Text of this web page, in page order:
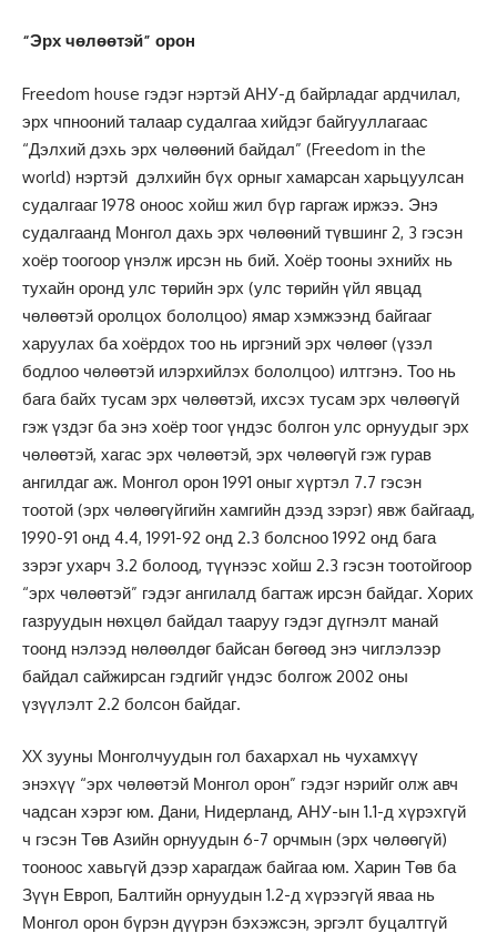
“Эрх чөлөөтэй” орон
Freedom house гэдэг нэртэй АНУ-д байрладаг ардчилал,
эрх чпнооний талаар судалгаа хийдэг байгууллагаас
“Дэлхий дэхь эрх чөлөөний байдал” (Freedom in the
world) нэртэй дэлхийн бүх орныг хамарсан харьцуулсан
судалгааг 1978 оноос хойш жил бүр гаргаж иржээ. Энэ
судалгаанд Монгол дахь эрх чөлөөний түвшинг 2, 3 гэсэн
хоёр тоогоор үнэлж ирсэн нь бий. Хоёр тооны эхнийх нь
тухайн оронд улс төрийн эрх (улс төрийн үйл явцад
чөлөөтэй оролцох бололцоо) ямар хэмжээнд байгааг
харуулах ба хоёрдох тоо нь иргэний эрх чөлөөг (үзэл
бодлоо чөлөөтэй илэрхийлэх бололцоо) илтгэнэ. Тоо нь
бага байх тусам эрх чөлөөтэй, ихсэх тусам эрх чөлөөгүй
гэж үздэг ба энэ хоёр тоог үндэс болгон улс орнуудыг эрх
чөлөөтэй, хагас эрх чөлөөтэй, эрх чөлөөгүй гэж гурав
ангилдаг аж. Монгол орон 1991 оныг хүртэл 7.7 гэсэн
тоотой (эрх чөлөөгүйгийн хамгийн дээд зэрэг) явж байгаад,
1990-91 онд 4.4, 1991-92 онд 2.3 болсноо 1992 онд бага
зэрэг ухарч 3.2 болоод, түүнээс хойш 2.3 гэсэн тоотойгоор
“эрх чөлөөтэй” гэдэг ангилалд багтаж ирсэн байдаг. Хорих
газруудын нөхцөл байдал тааруу гэдэг дүгнэлт манай
тоонд нэлээд нөлөөлдөг байсан бөгөөд энэ чиглэлээр
байдал сайжирсан гэдгийг үндэс болгож 2002 оны
үзүүлэлт 2.2 болсон байдаг.
XX зууны Монголчуудын гол бахархал нь чухамхүү
энэхүү “эрх чөлөөтэй Монгол орон” гэдэг нэрийг олж авч
чадсан хэрэг юм. Дани, Нидерланд, АНУ-ын 1.1-д хүрэхгүй
ч гэсэн Төв Азийн орнуудын 6-7 орчмын (эрх чөлөөгүй)
тооноос хавьгүй дээр харагдаж байгаа юм. Харин Төв ба
Зүүн Европ, Балтийн орнуудын 1.2-д хүрээгүй яваа нь
Монгол орон бүрэн дүүрэн бэхэжсэн, эргэлт буцалтгүй